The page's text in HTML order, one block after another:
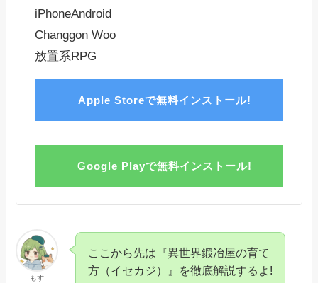
iPhoneAndroid
Changgon Woo
放置系RPG
Apple Storeで無料インストール!
Google Playで無料インストール!
もず
ここから先は『異世界鍛冶屋の育て
方（イセカジ）』を徹底解説するよ!